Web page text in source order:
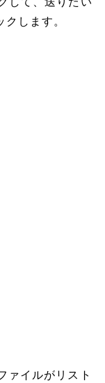
して、送りたい
します。
ァイルがリスト